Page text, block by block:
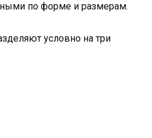
по форме и размерам.
условно на три